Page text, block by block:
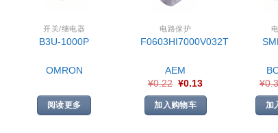
开关/继电器
B3U-1000P
OMRON
阅读更多
电路保护
F0603HI7000V032T
AEM
¥0.22 ¥0.13
加入购物车
¥
加